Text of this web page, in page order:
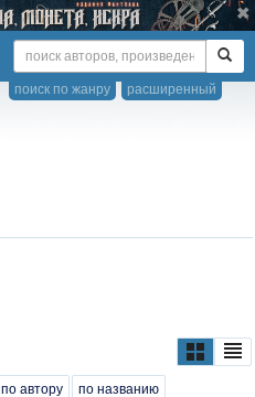
расширенный
поиск по жанру
по автору по названию